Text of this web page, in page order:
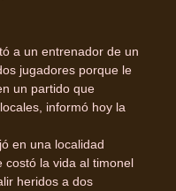
a un entrenador de un
jugadores porque le
un partido que
informó hoy la
en una localidad
costó la vida al timonel
heridos a dos